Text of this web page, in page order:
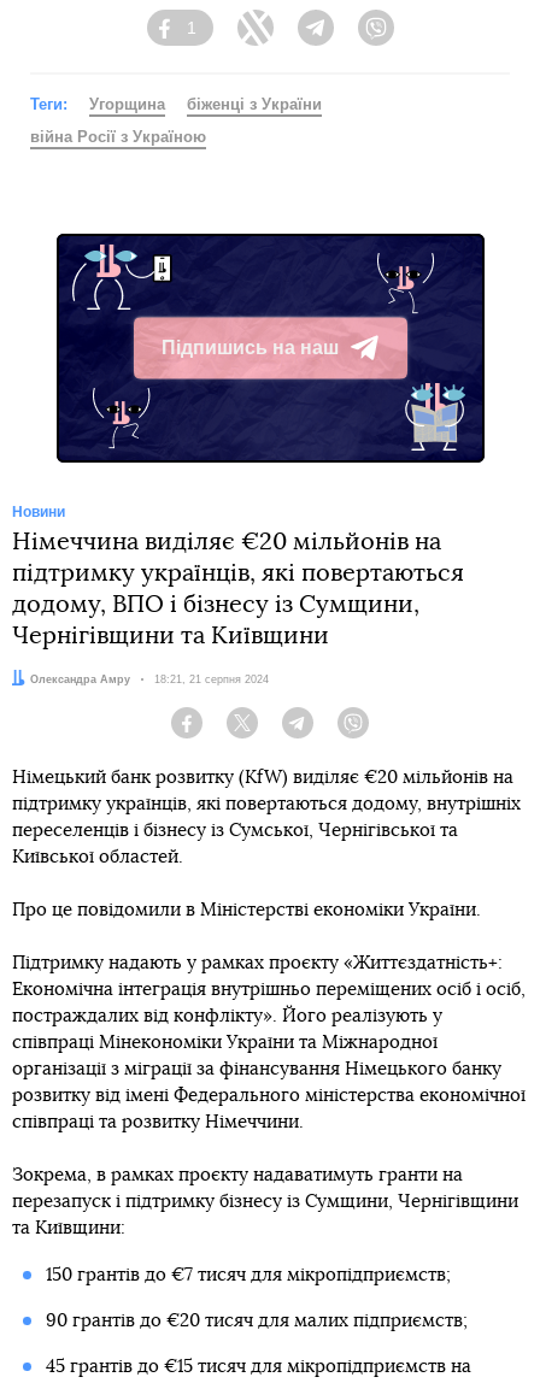
Facebook
1
Twitter TelegramViber
Теги: Угорщина
біженці з України
війна Росії з Україною
Підпишись на наш
Telegram
Новини
Німеччина виділяє €20 мільйонів на
підтримку українців, які повертаються
додому, ВПО і бізнесу із Сумщини,
Чернігівщини та Київщини
Автор:
Олександра Амру Дата:
18:21, 21 серпня 2024
Facebook Twitter Telegram
Німецький банк розвитку (KfW) виділяє €20 мільйонів на
підтримку українців, які повертаються додому, внутрішніх
переселенців і бізнесу із Сумської, Чернігівської та
Київської областей.
Про це повідомили в Міністерстві економіки України.
Підтримку надають у рамках проєкту «Життєздатність+:
Економічна інтеграція внутрішньо переміщених осіб і осіб,
постраждалих від конфлікту». Його реалізують у
співпраці Мінекономіки України та Міжнародної
організації з міграції за фінансування Німецького банку
розвитку від імені Федерального міністерства економічної
співпраці та розвитку Німеччини.
Зокрема, в рамках проєкту надаватимуть гранти на
перезапуск і підтримку бізнесу із Сумщини, Чернігівщини
та Київщини:
150 грантів до €7 тисяч для мікропідприємств;
90 грантів до €20 тисяч для малих підприємств;
45 грантів до €15 тисяч для мікропідприємств на